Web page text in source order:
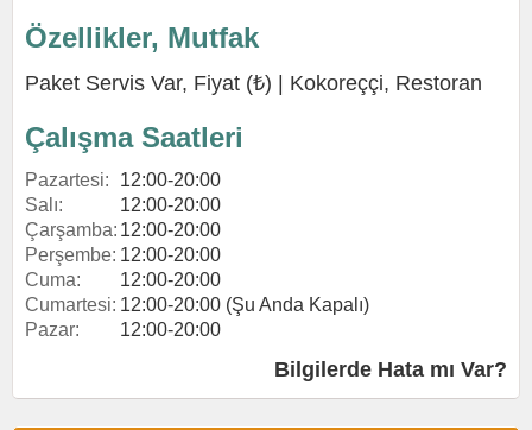
Özellikler, Mutfak
Paket Servis Var, Fiyat (₺) | Kokoreççi, Restoran
Çalışma Saatleri
Pazartesi:
12:00-20:00
Salı:
12:00-20:00
Çarşamba: 12:00-20:00
Perşembe: 12:00-20:00
Cuma:
12:00-20:00
Cumartesi: 12:00-20:00 (Şu Anda Kapalı)
Pazar:
12:00-20:00
Bilgilerde Hata mı Var?